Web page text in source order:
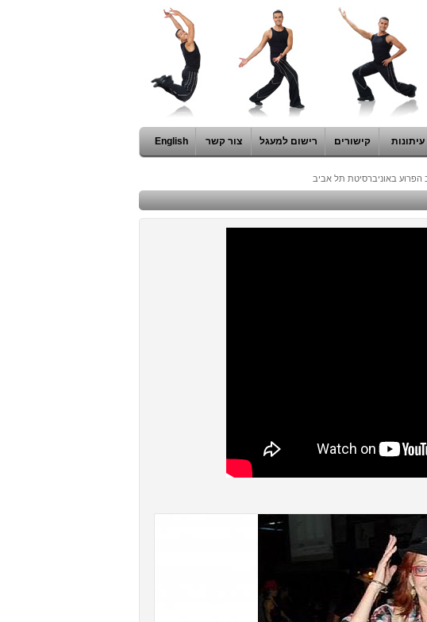
עיתונות קישורים רישום למעגל צור קשר English